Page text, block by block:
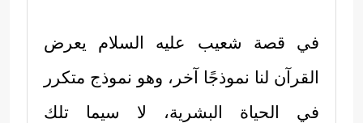
في قصة شعيب عليه السلام يعرض
القرآن لنا نموذجًا آخر، وهو نموذج متكرر
في الحياة البشرية، لا سيما تلك